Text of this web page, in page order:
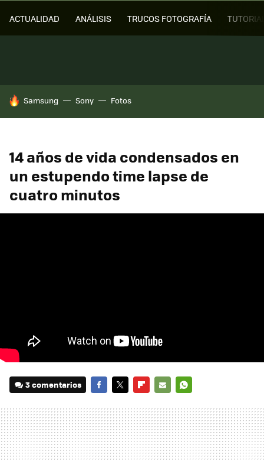
ACTUALIDAD ANÁLISIS TRUCOS FOTOGRAFÍA
HOY SE HABLA DE
Samsung Sony Fotos
14 años de vida condensados en
un estupendo time lapse de
cuatro minutos
3 comentarios
MAIL